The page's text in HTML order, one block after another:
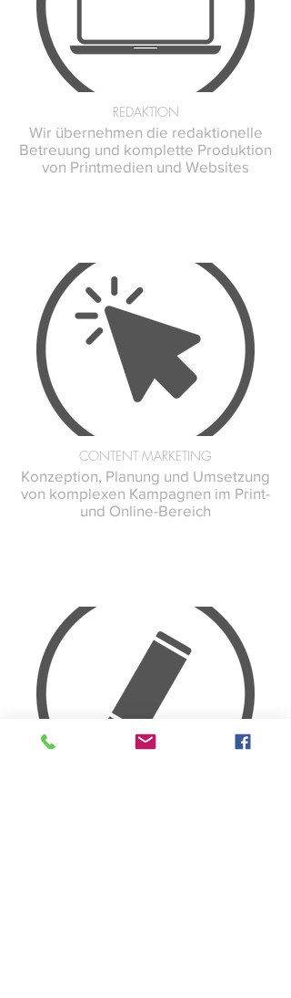
REDAKTION
Wir übernehmen die redaktionelle
Betreuung und komplette Produktion
von Printmedien und Websites
CONTENT MARKETING
Konzeption, Planung und Umsetzung
von komplexen Kampagnen im Print-
und Online-Bereich